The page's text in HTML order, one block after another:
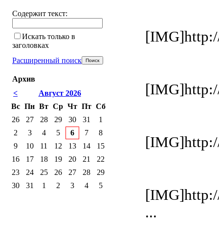
...
Содержит текст:
Искать только в
заголовках
Расширенный поиск
Архив
<
Август 2026
Вс Пн Вт Ср Чт Пт Сб
26
27 28 29 30 31
1
2
3 4 5 6 7
8
9
10 11 12 13 14
15
16
17 18 19 20 21
22
23
24 25 26 27 28
29
30
31 1 2 3 4 5